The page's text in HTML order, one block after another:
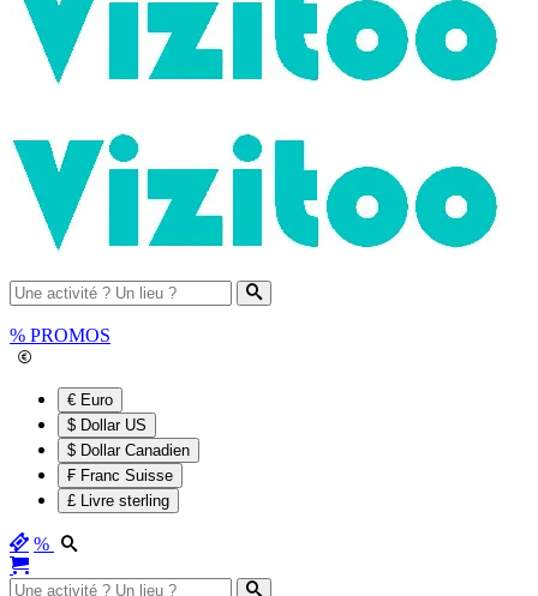
% PROMOS
€ Euro
$ Dollar US
$ Dollar Canadien
₣ Franc Suisse
£ Livre sterling
%